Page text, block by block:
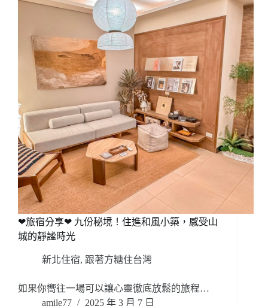
❤旅宿分享❤ 九份秘境！住進和風小築，感受山
城的靜謐時光
新北住宿, 跟著方糖住台灣
如果你嚮往一場可以讓心靈徹底放鬆的旅程…
amile77
2025 年 3 月 7 日